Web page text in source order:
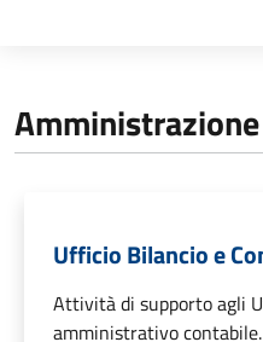
Ufficio Bilancio e
Attività di supporto agli
amministrativo contabile.